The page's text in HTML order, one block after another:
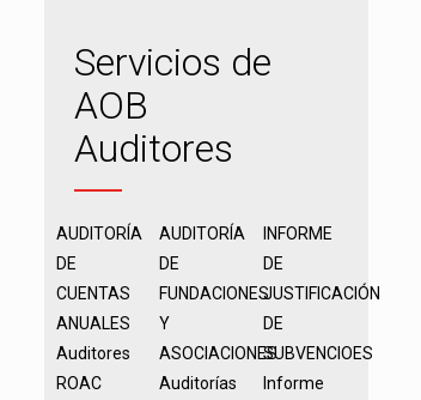
Servicios de
AOB
Auditores
AUDITORÍA
DE
CUENTAS
ANUALES
Auditores
ROAC
AUDITORÍA
DE
FUNDACIONES
Y
ASOCIACIONES
Auditorías
INFORME
DE
JUSTIFICACIÓN
DE
SUBVENCIOES
Informe